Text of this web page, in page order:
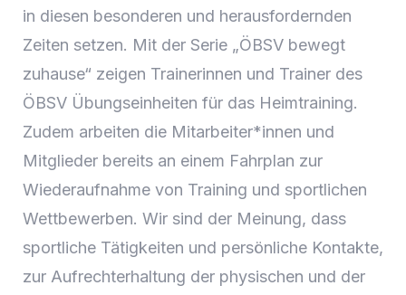
in diesen besonderen und herausfordernden
Zeiten setzen. Mit der Serie „ÖBSV bewegt
zuhause“ zeigen Trainerinnen und Trainer des
ÖBSV Übungseinheiten für das Heimtraining.
Zudem arbeiten die Mitarbeiter*innen und
Mitglieder bereits an einem Fahrplan zur
Wiederaufnahme von Training und sportlichen
Wettbewerben. Wir sind der Meinung, dass
sportliche Tätigkeiten und persönliche Kontakte,
zur Aufrechterhaltung der physischen und der